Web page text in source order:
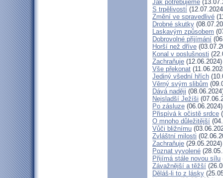
Jak potřebujeme
S trpělivostí
Změní ve spravedlivé
Drobné skutky
Laskavým způsobem
Dobrovolné přijímání
Horší než dříve
Konal v poslušnosti
Zachraňuje (12.06.2024)
Vše překonat
Jediný všední hřích
Věrný svým slibům
Dává naději
Nejsladší Ježíši
Po zásluze (06.06.2024)
Přispívá k očistě srdce
O mnoho důležitější
Vůči bližnímu
Zvláštní milosti
Zachraňuje (29.05.2024)
Poznat vyvolené
Přijímá stále novou sílu
Závažnější a těžší
Děláš-li to z lásky